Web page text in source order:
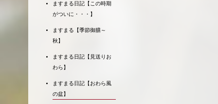
ますまる日記【この時期
がついに・・・】
ますまる【季節御膳～
秋】
ますまる日記【見送りお
わら】
ますまる日記【おわら風
の盆】